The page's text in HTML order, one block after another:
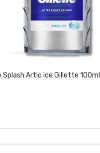
Artic Ice Gillette 100ml